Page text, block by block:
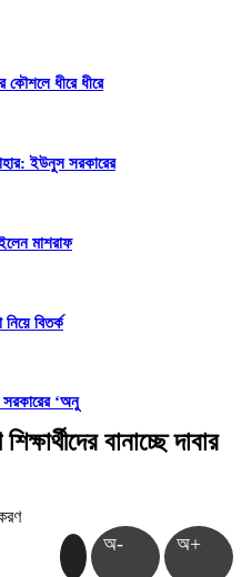
কৌশলে ধীরে ধীরে
ইউনুস সরকারের
মাশরাফ
বিতর্ক
সরকারের ‘অনু
বানাচ্ছে দাবার
অ- অ+